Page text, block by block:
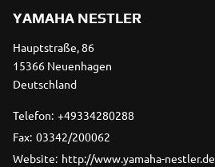
YAMAHA NESTLER
Hauptstraße, 86
15366 Neuenhagen
Deutschland
Telefon: +49334280288
Fax: 03342/200062
Website: http://www.yamaha-nestler.de